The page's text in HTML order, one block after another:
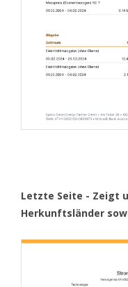
Letzte Seite - Zeigt
Herkunftsländer